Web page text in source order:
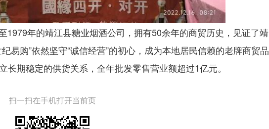
年的靖江县糖业烟酒公司，拥有50余年的商贸历史，见证了靖
易购”依然坚守“诚信经营”的初心，成为本地居民信赖的老牌商贸品
长期稳定的供货关系，全年批发零售营业额超过1亿元。
扫一扫在手机打开当前页